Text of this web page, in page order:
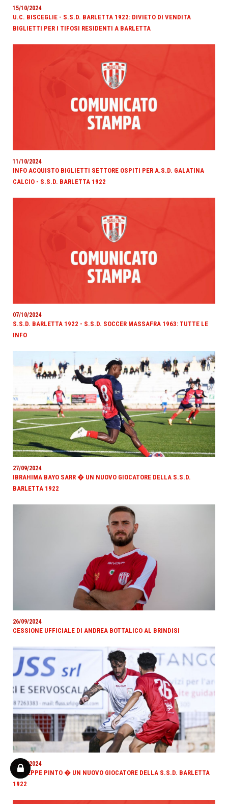
15/10/2024
U.C. BISCEGLIE - S.S.D. BARLETTA 1922: DIVIETO DI VENDITA
BIGLIETTI PER I TIFOSI RESIDENTI A BARLETTA
11/10/2024
INFO ACQUISTO BIGLIETTI SETTORE OSPITI PER A.S.D. GALATINA
CALCIO - S.S.D. BARLETTA 1922
07/10/2024
S.S.D. BARLETTA 1922 - S.S.D. SOCCER MASSAFRA 1963: TUTTE LE
INFO
27/09/2024
IBRAHIMA BAYO SARR � UN NUOVO GIOCATORE DELLA S.S.D.
BARLETTA 1922
26/09/2024
CESSIONE UFFICIALE DI ANDREA BOTTALICO AL BRINDISI
26/09/2024
GIUSEPPE PINTO � UN NUOVO GIOCATORE DELLA S.S.D. BARLETTA
1922